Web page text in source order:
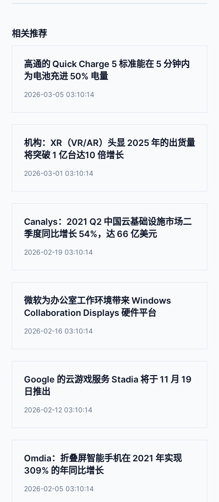
相关推荐
高通的 Quick Charge 5 标准能在 5 分钟内
为电池充进 50% 电量
2026-03-05 03:10:14
机构：XR（VR/AR）头显 2025 年的出货量
将突破 1 亿台达10 倍增长
2026-03-01 03:10:14
Canalys：2021 Q2 中国云基础设施市场二
季度同比增长 54%，达 66 亿美元
2026-02-19 03:10:14
微软为办公室工作环境带来 Windows
Collaboration Displays 硬件平台
2026-02-16 03:10:14
Google 的云游戏服务 Stadia 将于 11 月 19
日推出
2026-02-12 03:10:14
Omdia：折叠屏智能手机在 2021 年实现
309% 的年同比增长
2026-02-05 03:10:14